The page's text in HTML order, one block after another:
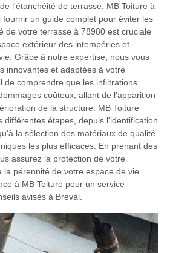
l'étanchéité de terrasse, MB Toiture à
fournir un guide complet pour éviter les
de votre terrasse à 78980 est cruciale
extérieur des intempéries et
Grâce à notre expertise, nous vous
innovantes et adaptées à votre
de comprendre que les infiltrations
coûteux, allant de l'apparition
de la structure. MB Toiture
différentes étapes, depuis l'identification
la sélection des matériaux de qualité
les plus efficaces. En prenant des
assurez la protection de votre
la pérennité de votre espace de vie
à MB Toiture pour un service
avisés à Breval.